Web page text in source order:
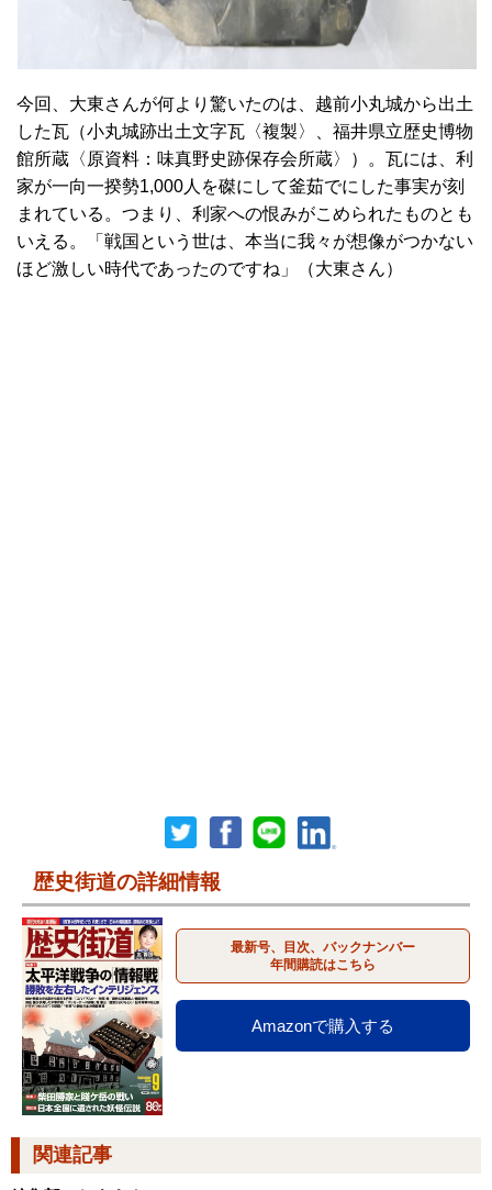
今回、大東さんが何より驚いたのは、越前小丸城から出土
した瓦（小丸城跡出土文字瓦〈複製〉、福井県立歴史博物
館所蔵〈原資料：味真野史跡保存会所蔵〉）。瓦には、利
家が一向一揆勢1,000人を磔にして釜茹でにした事実が刻
まれている。つまり、利家への恨みがこめられたものとも
いえる。「戦国という世は、本当に我々が想像がつかない
ほど激しい時代であったのですね」（大東さん）
歴史街道の詳細情報
最新号、目次、バックナンバー
年間購読はこちら
Amazonで購入する
関連記事